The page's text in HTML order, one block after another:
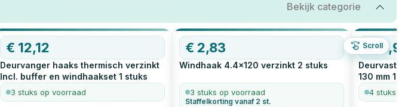
Bekijk categorie
Scroll
€ 12,12
Deurvanger haaks thermisch verzinkt
Incl. buffer en windhaakset 1 stuks
3 stuks op voorraad
€ 2,83
Windhaak 4.4x120 verzinkt 2 stuks
3 stuks op voorraad
Staffelkorting vanaf 2 st.
€11,98
130 mm 1
4 stuks op